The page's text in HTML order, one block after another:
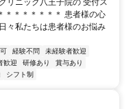
リニック八王子院の 受付ス
＊＊＊＊＊＊＊ 患者様の心
々私たちは患者様のお悩み
経験不問
未経験者歓迎
歓迎 研修あり
賞与あり
シフト制